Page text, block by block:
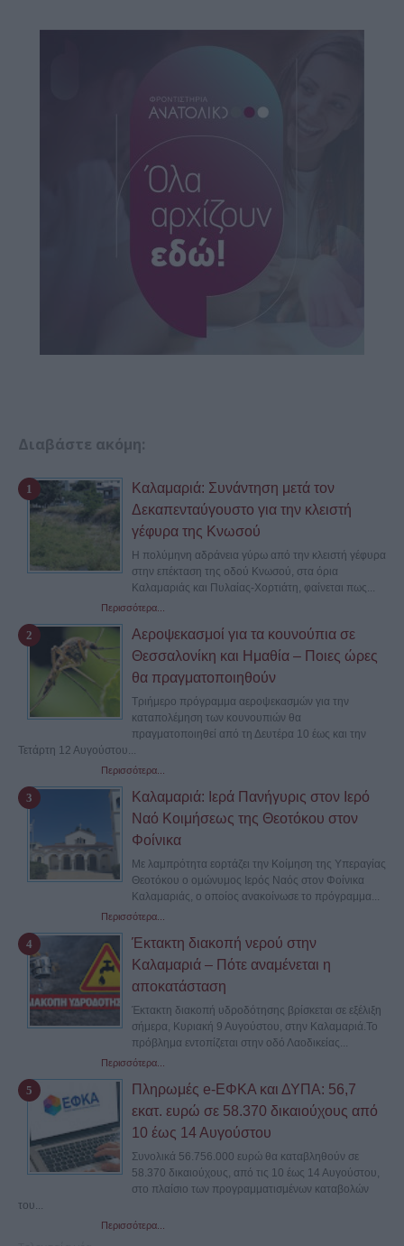
Διαβάστε ακόμη:
Καλαμαριά: Συνάντηση μετά τον
Δεκαπενταύγουστο για την κλειστή
γέφυρα της Κνωσού
Η πολύμηνη αδράνεια γύρω από την κλειστή γέφυρα
στην επέκταση της οδού Κνωσού, στα όρια
Καλαμαριάς και Πυλαίας-Χορτιάτη, φαίνεται πως...
Περισσότερα...
Αεροψεκασμοί για τα κουνούπια σε
Θεσσαλονίκη και Ημαθία – Ποιες ώρες
θα πραγματοποιηθούν
Τριήμερο πρόγραμμα αεροψεκασμών για την
καταπολέμηση των κουνουπιών θα
πραγματοποιηθεί από τη Δευτέρα 10 έως και την
Τετάρτη 12 Αυγούστου...
Περισσότερα...
Καλαμαριά: Ιερά Πανήγυρις στον Ιερό
Ναό Κοιμήσεως της Θεοτόκου στον
Φοίνικα
Με λαμπρότητα εορτάζει την Κοίμηση της Υπεραγίας
Θεοτόκου ο ομώνυμος Ιερός Ναός στον Φοίνικα
Καλαμαριάς, ο οποίος ανακοίνωσε το πρόγραμμα...
Περισσότερα...
Έκτακτη διακοπή νερού στην
Καλαμαριά – Πότε αναμένεται η
αποκατάσταση
Έκτακτη διακοπή υδροδότησης βρίσκεται σε εξέλιξη
σήμερα, Κυριακή 9 Αυγούστου, στην Καλαμαριά.Το
πρόβλημα εντοπίζεται στην οδό Λαοδικείας...
Περισσότερα...
Πληρωμές e-ΕΦΚΑ και ΔΥΠΑ: 56,7
εκατ. ευρώ σε 58.370 δικαιούχους από
10 έως 14 Αυγούστου
Συνολικά 56.756.000 ευρώ θα καταβληθούν σε
58.370 δικαιούχους, από τις 10 έως 14 Αυγούστου,
στο πλαίσιο των προγραμματισμένων καταβολών
του...
Περισσότερα...